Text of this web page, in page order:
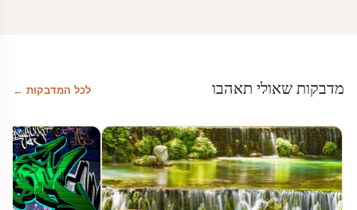
מדבקות שאולי תאהבו לכל המדבקות ←